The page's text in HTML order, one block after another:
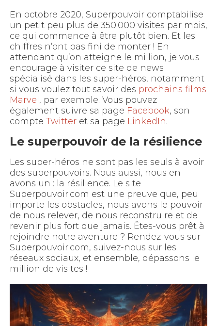
En octobre 2020, Superpouvoir comptabilise
un petit peu plus de 350.000 visites par mois,
ce qui commence à être plutôt bien. Et les
chiffres n’ont pas fini de monter ! En
attendant qu’on atteigne le million, je vous
encourage à visiter ce site de news
spécialisé dans les super-héros, notamment
si vous voulez tout savoir des prochains films
Marvel , par exemple. Vous pouvez
également suivre sa page Facebook, son
compte Twitter et sa page LinkedIn.
Le superpouvoir de la résilience
Les super-héros ne sont pas les seuls à avoir
des superpouvoirs. Nous aussi, nous en
avons un : la résilience. Le site
Superpouvoir.com est une preuve que, peu
importe les obstacles, nous avons le pouvoir
de nous relever, de nous reconstruire et de
revenir plus fort que jamais. Êtes-vous prêt à
rejoindre notre aventure ? Rendez-vous sur
Superpouvoir.com, suivez-nous sur les
réseaux sociaux, et ensemble, dépassons le
million de visites !